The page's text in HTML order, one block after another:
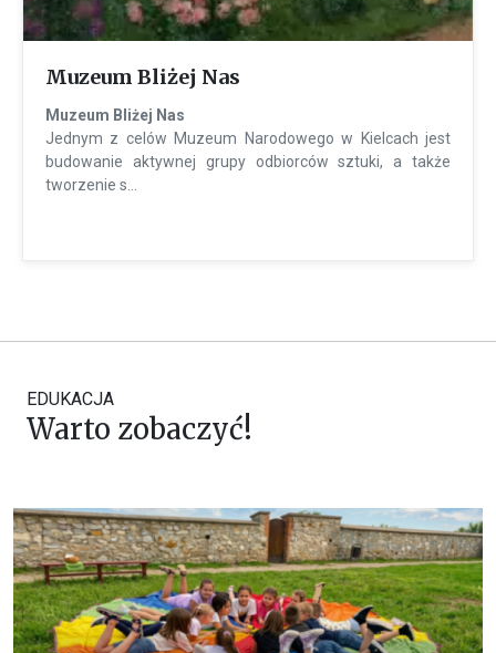
Muzeum Bliżej Nas
Muzeum Bliżej Nas
Jednym z celów Muzeum Narodowego w Kielcach jest
budowanie aktywnej grupy odbiorców sztuki, a także
tworzenie s...
EDUKACJA
Warto zobaczyć!